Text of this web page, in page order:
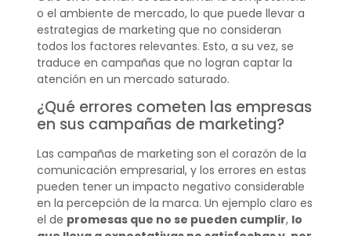
o el ambiente de mercado, lo que puede llevar a
estrategias de marketing que no consideran
todos los factores relevantes. Esto, a su vez, se
traduce en campañas que no logran captar la
atención en un mercado saturado.
¿Qué errores cometen las empresas
en sus campañas de marketing?
Las campañas de marketing son el corazón de la
comunicación empresarial, y los errores en estas
pueden tener un impacto negativo considerable
en la percepción de la marca. Un ejemplo claro es
el de promesas que no se pueden cumplir, lo